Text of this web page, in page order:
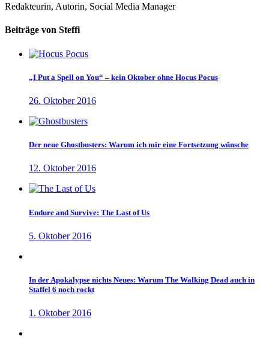
Redakteurin, Autorin, Social Media Manager
Beiträge von Steffi
„I Put a Spell on You“ – kein Oktober ohne Hocus Pocus
26. Oktober 2016
Der neue Ghostbusters: Warum ich mir eine Fortsetzung wünsche
12. Oktober 2016
Endure and Survive: The Last of Us
5. Oktober 2016
In der Apokalypse nichts Neues: Warum The Walking Dead auch in
Staffel 6 noch rockt
1. Oktober 2016